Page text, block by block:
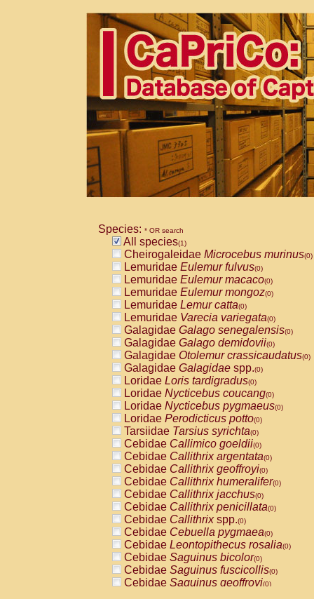
Species: * OR search
All species(1)
Cheirogaleidae Microcebus murinus(0)
Lemuridae Eulemur fulvus(0)
Lemuridae Eulemur macaco(0)
Lemuridae Eulemur mongoz(0)
Lemuridae Lemur catta(0)
Lemuridae Varecia variegata(0)
Galagidae Galago senegalensis(0)
Galagidae Galago demidovii(0)
Galagidae Otolemur crassicaudatus(0)
Galagidae Galagidae spp.(0)
Loridae Loris tardigradus(0)
Loridae Nycticebus coucang(0)
Loridae Nycticebus pygmaeus(0)
Loridae Perodicticus potto(0)
Tarsiidae Tarsius syrichta(0)
Cebidae Callimico goeldii(0)
Cebidae Callithrix argentata(0)
Cebidae Callithrix geoffroyi(0)
Cebidae Callithrix humeralifer(0)
Cebidae Callithrix jacchus(0)
Cebidae Callithrix penicillata(0)
Cebidae Callithrixspp.(0)
Cebidae Cebuella pygmaea(0)
Cebidae Leontopithecus rosalia(0)
Cebidae Saguinus bicolor(0)
Cebidae Saguinus fuscicollis(0)
Cebidae Saguinus geoffroyi(0)